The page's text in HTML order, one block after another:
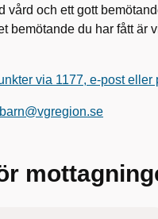
vård och ett gott
bemötande du har fått är
via 1177, e-post eller